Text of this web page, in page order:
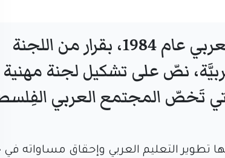
تأَسَّست لجنةُ متابعةِ قضايا التعليم العربي عام 1984، بقرار من اللجنة
نصّ على تشكيل لجنة مهنية
تَخصّ المجتمع العربي
تطوير التعليم العربي وإحقاق مساواته